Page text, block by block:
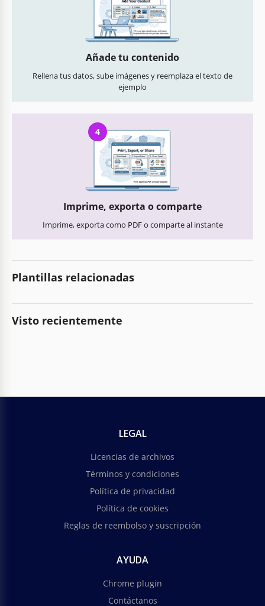
Añade tu contenido
Rellena tus datos, sube imágenes y reemplaza el texto de
ejemplo
4
Imprime, exporta o comparte
Imprime, exporta como PDF o comparte al instante
Plantillas relacionadas
Visto recientemente
LEGAL
Licencias de archivos
Términos y condiciones
Política de privacidad
Política de cookies
Reglas de reembolso y suscripción
AYUDA
Chrome plugin
Contáctanos